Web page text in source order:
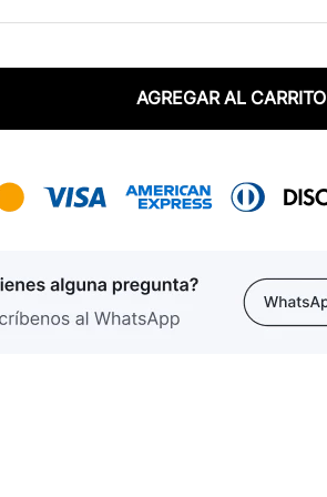
AGREGAR AL CARRITO